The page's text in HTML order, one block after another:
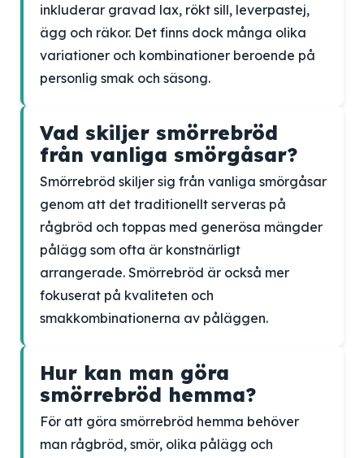
inkluderar gravad lax, rökt sill, leverpastej,
ägg och räkor. Det finns dock många olika
variationer och kombinationer beroende på
personlig smak och säsong.
Vad skiljer smörrebröd
från vanliga smörgåsar?
Smörrebröd skiljer sig från vanliga smörgåsar
genom att det traditionellt serveras på
rågbröd och toppas med generösa mängder
pålägg som ofta är konstnärligt
arrangerade. Smörrebröd är också mer
fokuserat på kvaliteten och
smakkombinationerna av påläggen.
Hur kan man göra
smörrebröd hemma?
För att göra smörrebröd hemma behöver
man rågbröd, smör, olika pålägg och